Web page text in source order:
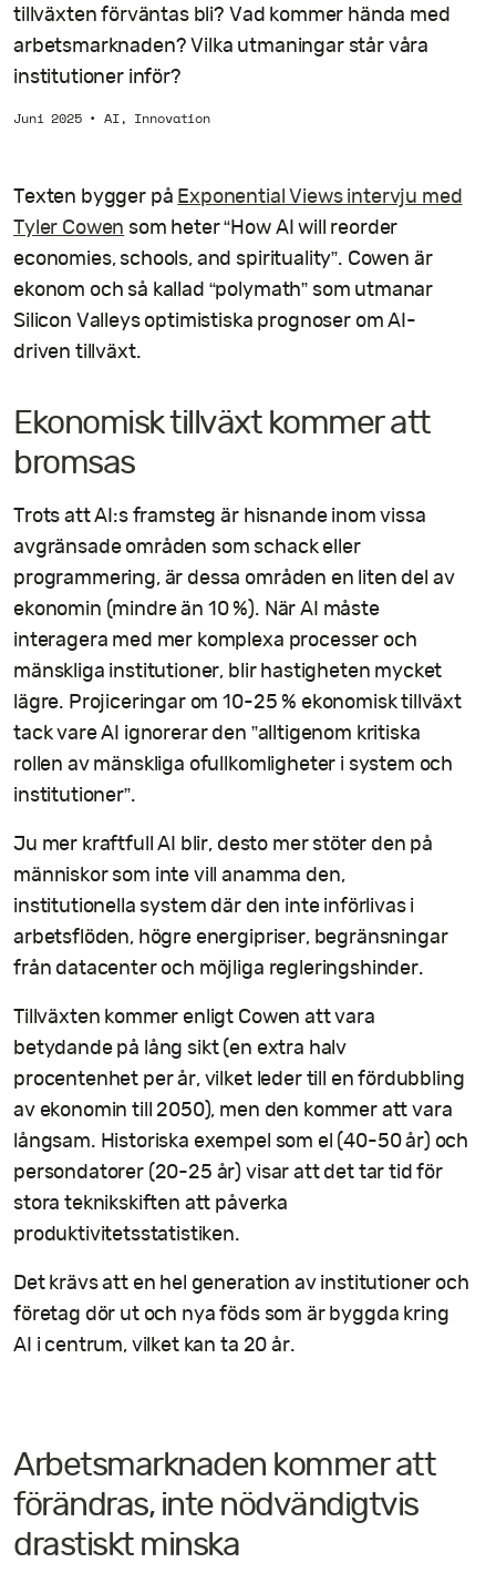
tillväxten förväntas bli? Vad kommer hända med
arbetsmarknaden? Vilka utmaningar står våra
institutioner inför?
Juni 2025•AI, Innovation
Texten bygger på Exponential Views intervju med
Tyler Cowen som heter “How AI will reorder
economies, schools, and spirituality”. Cowen är
ekonom och så kallad “polymath” som utmanar
Silicon Valleys optimistiska prognoser om AI-
driven tillväxt.
Ekonomisk tillväxt kommer att
bromsas
Trots att AI:s framsteg är hisnande inom vissa
avgränsade områden som schack eller
programmering, är dessa områden en liten del av
ekonomin (mindre än 10 %). När AI måste
interagera med mer komplexa processer och
mänskliga institutioner, blir hastigheten mycket
lägre. Projiceringar om 10-25 % ekonomisk tillväxt
tack vare AI ignorerar den ”alltigenom kritiska
rollen av mänskliga ofullkomligheter i system och
institutioner”.
Ju mer kraftfull AI blir, desto mer stöter den på
människor som inte vill anamma den,
institutionella system där den inte införlivas i
arbetsflöden, högre energipriser, begränsningar
från datacenter och möjliga regleringshinder.
Tillväxten kommer enligt Cowen att vara
betydande på lång sikt (en extra halv
procentenhet per år, vilket leder till en fördubbling
av ekonomin till 2050), men den kommer att vara
långsam. Historiska exempel som el (40-50 år) och
persondatorer (20-25 år) visar att det tar tid för
stora teknikskiften att påverka
produktivitetsstatistiken.
Det krävs att en hel generation av institutioner och
företag dör ut och nya föds som är byggda kring
AI i centrum, vilket kan ta 20 år.
Arbetsmarknaden kommer att
förändras, inte nödvändigtvis
drastiskt minska